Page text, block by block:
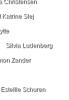
Christensen
Katrine Slej
Silvia Ludenberg
Zander
Schuren